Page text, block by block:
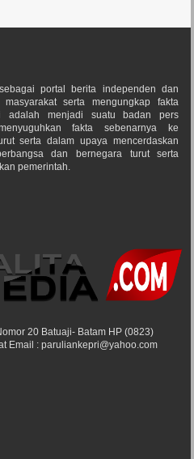
portal berita independen dan
serta mengungkap fakta
adalah menjadi suatu badan pers
fakta sebenarnya ke
serta dalam upaya mencerdaskan
dan bernegara turut serta
pemerintah.
20 Batuaji- Batam HP (0823)
Email : paruliankepri@yahoo.com